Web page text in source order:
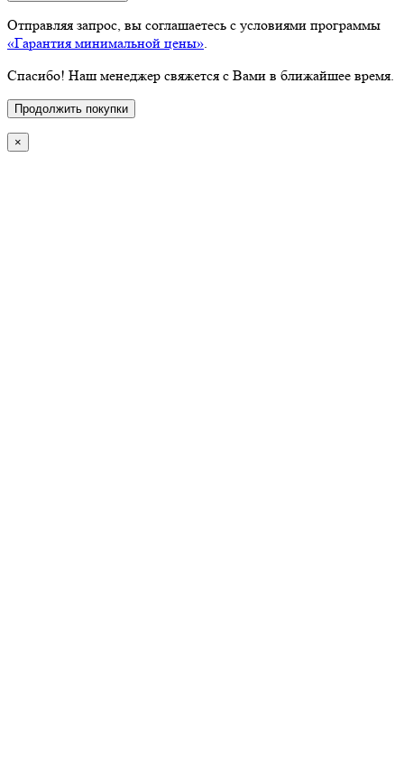
Отправляя запрос, вы соглашаетесь с условиями программы
«Гарантия минимальной цены»
Спасибо! Наш менеджер свяжется с Вами в ближайшее время.
Продолжить покупки
×